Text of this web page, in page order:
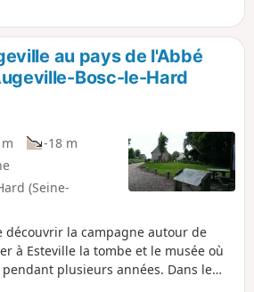
guerre
de la Route
qui traverse la
au pays de l'Abbé
Bosc-le-Hard
-18 m
(Seine-
la campagne autour de
à Esteville la tombe et le musée où
pendant plusieurs années. Dans le